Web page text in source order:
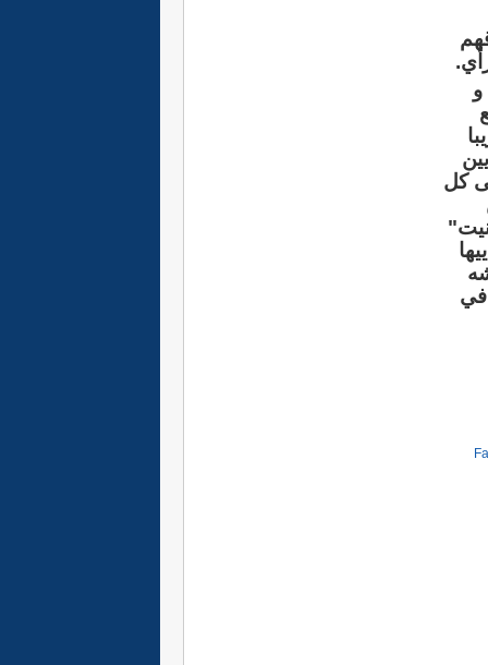
.
و
كل
في